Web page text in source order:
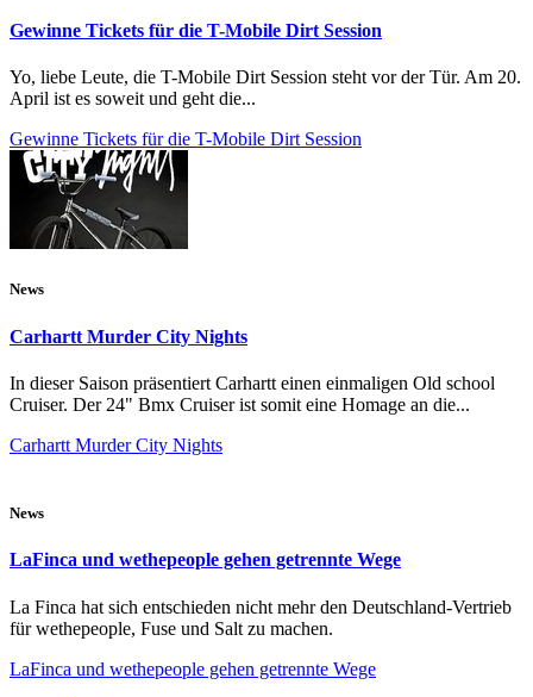
Gewinne Tickets für die T-Mobile Dirt Session
Yo, liebe Leute, die T-Mobile Dirt Session steht vor der Tür. Am 20.
April ist es soweit und geht die...
Gewinne Tickets für die T-Mobile Dirt Session
News
Carhartt Murder City Nights
In dieser Saison präsentiert Carhartt einen einmaligen Old school
Cruiser. Der 24" Bmx Cruiser ist somit eine Homage an die...
Carhartt Murder City Nights
News
LaFinca und wethepeople gehen getrennte Wege
La Finca hat sich entschieden nicht mehr den Deutschland-Vertrieb
für wethepeople, Fuse und Salt zu machen.
LaFinca und wethepeople gehen getrennte Wege